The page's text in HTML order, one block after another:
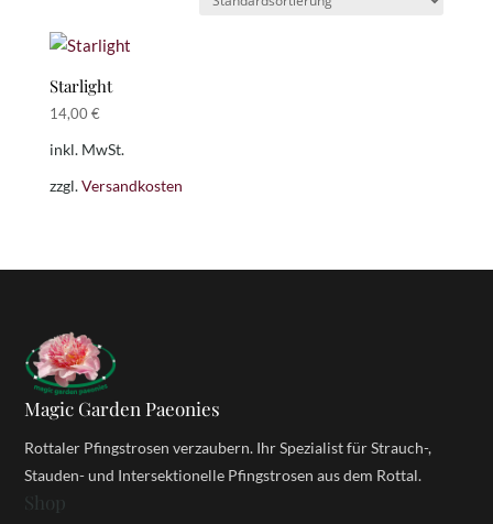
Starlight
14,00 €
inkl. MwSt.
zzgl.Versandkosten
Magic Garden Paeonies
Rottaler Pfingstrosen verzaubern. Ihr Spezialist für Strauch-,
Stauden- und Intersektionelle Pfingstrosen aus dem Rottal.
Shop